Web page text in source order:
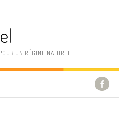
UN RÉGIME NATUREL